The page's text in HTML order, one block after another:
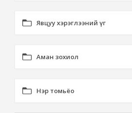
Явцуу хэрэглээний үг
Аман зохиол
Нэр томьёо